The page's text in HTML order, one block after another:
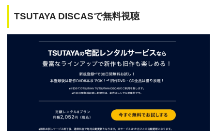
TSUTAYA DISCASで無料視聴